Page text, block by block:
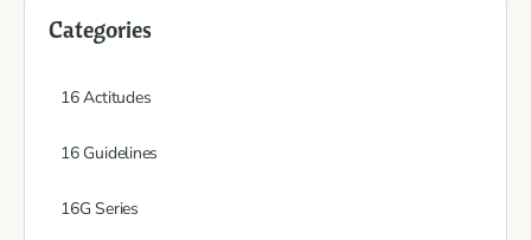
Categories
16 Actitudes
16 Guidelines
16G Series